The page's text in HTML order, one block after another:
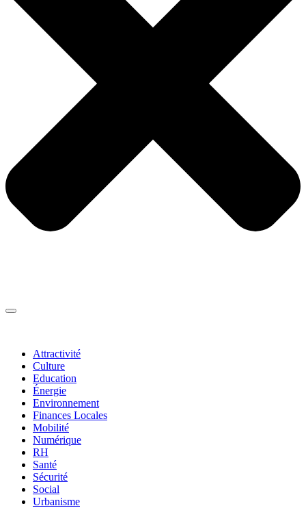
Attractivité
Culture
Education
Énergie
Environnement
Finances Locales
Mobilité
Numérique
RH
Santé
Sécurité
Social
Urbanisme